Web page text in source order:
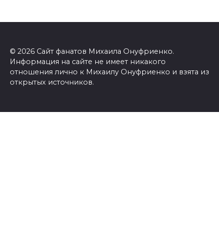
© 2026 Сайт фанатов Михаила Онуфриенко.
Информация на сайте не имеет никакого
отношения лично к Михаилу Онуфриенко и взята из
открытых источников.